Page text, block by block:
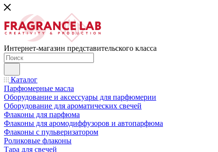
Интернет-магазин представительского класса
Каталог
Парфюмерные масла
Оборудование и аксессуары для парфюмерии
Оборудование для ароматических свечей
Флаконы для парфюма
Флаконы для аромодиффузоров и автопарфюма
Флаконы с пульверизатором
Роликовые флаконы
Тара для свечей